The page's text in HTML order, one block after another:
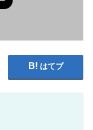
はてブ